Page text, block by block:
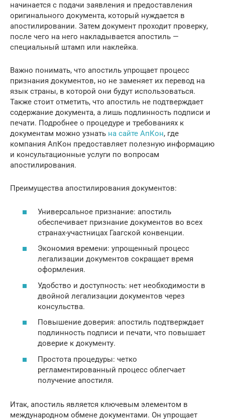
начинается с подачи заявления и предоставления
оригинального документа, который нуждается в
апостилировании. Затем документ проходит проверку,
после чего на него накладывается апостиль —
специальный штамп или наклейка.
Важно понимать, что апостиль упрощает процесс
признания документов, но не заменяет их перевод на
язык страны, в которой они будут использоваться.
Также стоит отметить, что апостиль не подтверждает
содержание документа, а лишь подлинность подписи и
печати. Подробнее о процедуре и требованиях к
документам можно узнать на сайте АпКон, где
компания АпКон предоставляет полезную информацию
и консультационные услуги по вопросам
апостилирования.
Преимущества апостилирования документов:
Универсальное признание: апостиль
обеспечивает признание документов во всех
странах-участницах Гаагской конвенции.
Экономия времени: упрощенный процесс
легализации документов сокращает время
оформления.
Удобство и доступность: нет необходимости в
двойной легализации документов через
консульства.
Повышение доверия: апостиль подтверждает
подлинность подписи и печати, что повышает
доверие к документу.
Простота процедуры: четко
регламентированный процесс облегчает
получение апостиля.
Итак, апостиль является ключевым элементом в
международном обмене документами. Он упрощает